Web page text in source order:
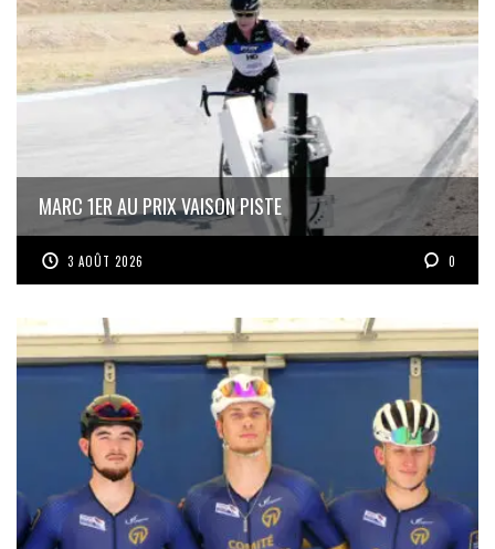
MARC 1ER AU PRIX VAISON PISTE
3 AOÛT 2026 0